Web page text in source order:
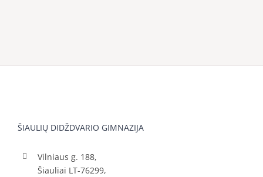
ŠIAULIŲ DIDŽDVARIO GIMNAZIJA
Vilniaus g. 188,
Šiauliai LT-76299,